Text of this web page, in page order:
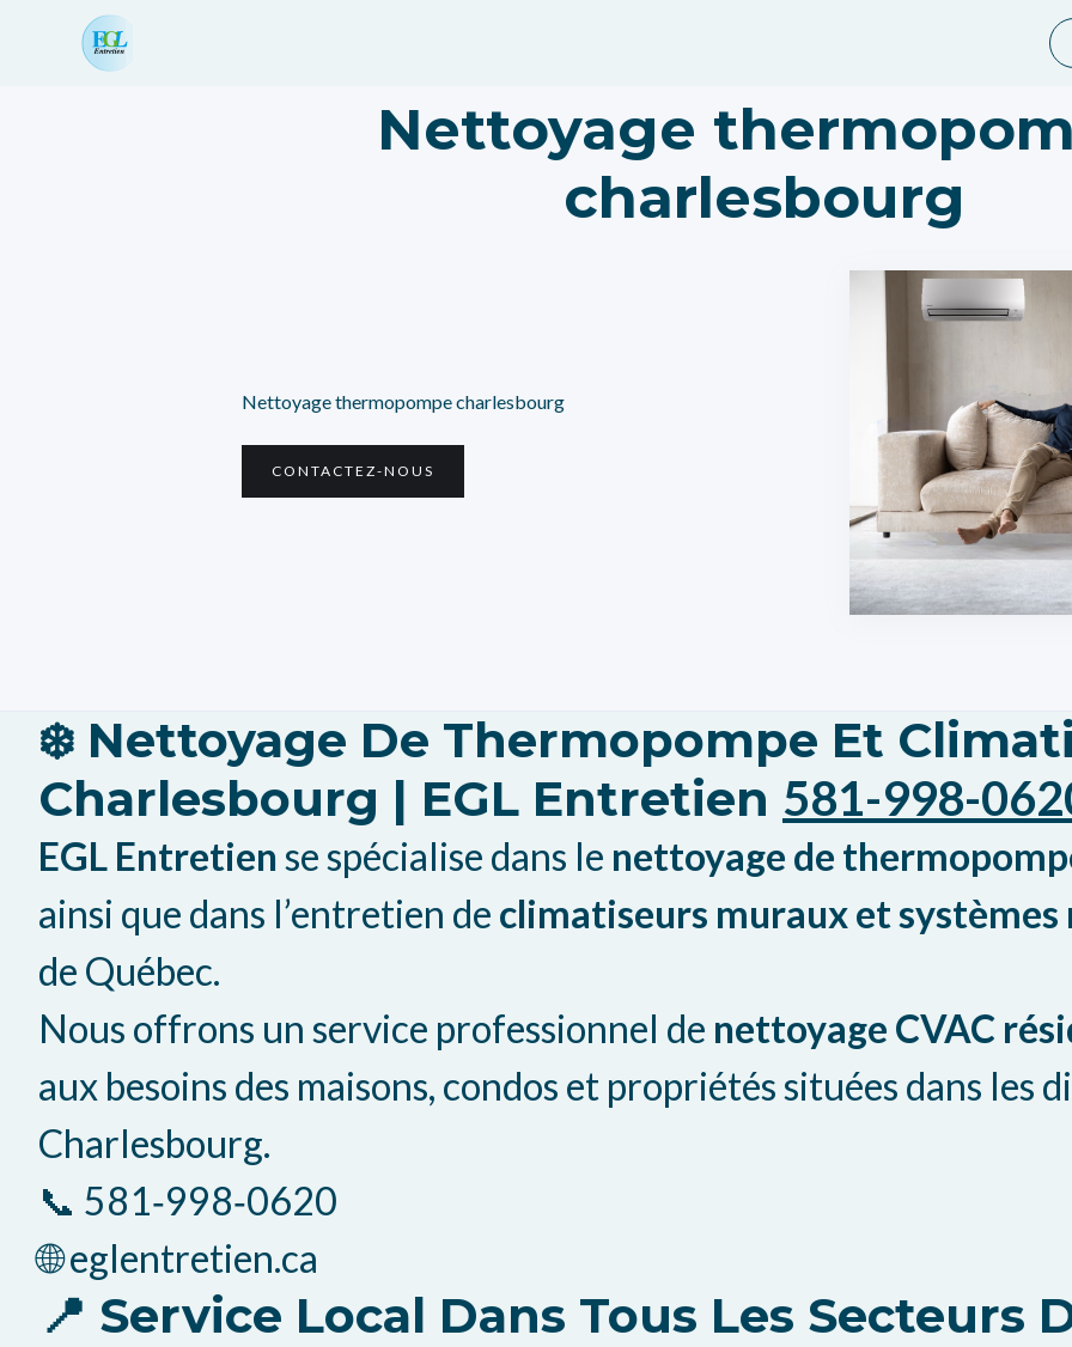
Nettoyage
charlesbourg
Nettoyage thermopompe charlesbourg
CONTACTEZ-NOUS
❄️ Nettoyage De Thermopompe Et
Charlesbourg | EGL Entretien 581-998-
EGL Entretien se spécialise dans le nettoyage de
ainsi que dans l’entretien de climatiseurs muraux et
de Québec.
Nous offrons un service professionnel de nettoyage CVAC
aux besoins des maisons, condos et propriétés situées dans les
Charlesbourg.
📞 581‑998‑0620
🌐 eglentretien.ca
📍 Service Local Dans Tous Les Secteurs